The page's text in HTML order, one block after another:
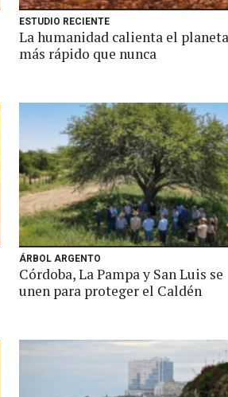
ESTUDIO RECIENTE
La humanidad calienta el planeta
más rápido que nunca
ÁRBOL ARGENTO
Córdoba, La Pampa y San Luis se
unen para proteger el Caldén